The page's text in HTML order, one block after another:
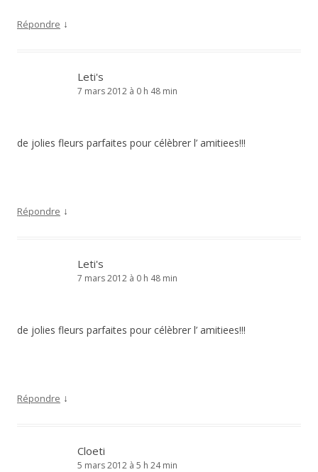
Répondre ↓
Leti's
7 mars 2012 à 0 h 48 min
de jolies fleurs parfaites pour célèbrer l’ amitiees!!!
Répondre ↓
Leti's
7 mars 2012 à 0 h 48 min
de jolies fleurs parfaites pour célèbrer l’ amitiees!!!
Répondre ↓
Cloeti
5 mars 2012 à 5 h 24 min